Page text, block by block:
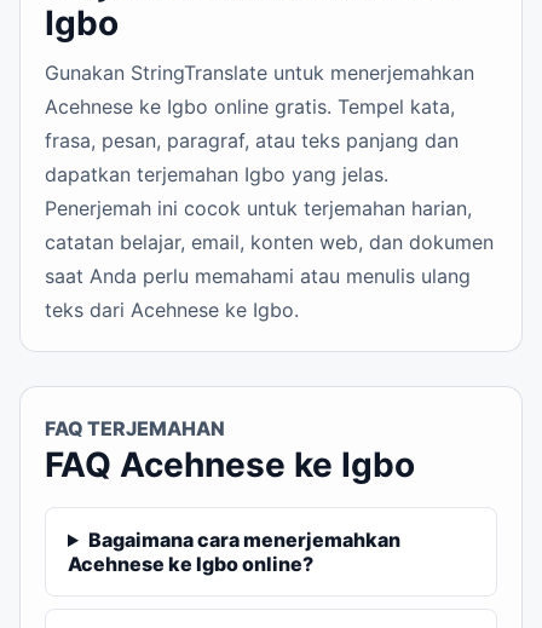
Igbo
Gunakan StringTranslate untuk menerjemahkan
Acehnese ke Igbo online gratis. Tempel kata,
frasa, pesan, paragraf, atau teks panjang dan
dapatkan terjemahan Igbo yang jelas.
Penerjemah ini cocok untuk terjemahan harian,
catatan belajar, email, konten web, dan dokumen
saat Anda perlu memahami atau menulis ulang
teks dari Acehnese ke Igbo.
FAQ TERJEMAHAN
FAQ Acehnese ke Igbo
Bagaimana cara menerjemahkan
Acehnese ke Igbo online?